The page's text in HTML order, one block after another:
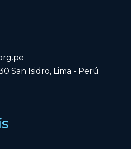
San Isidro, Lima - Perú